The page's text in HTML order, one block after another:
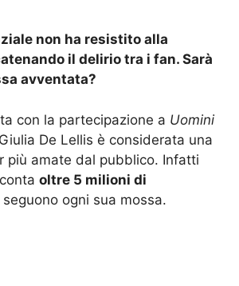
non ha resistito alla
il delirio tra i fan. Sarà
avventata?
con la partecipazione a Uomini
De Lellis è considerata una
più amate dal pubblico. Infatti
oltre 5 milioni di
seguono ogni sua mossa.